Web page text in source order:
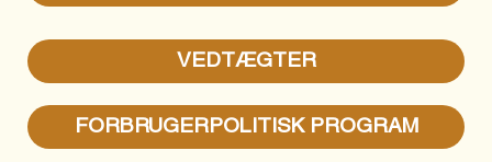
VEDTÆGTER
FORBRUGERPOLITISK PROGRAM